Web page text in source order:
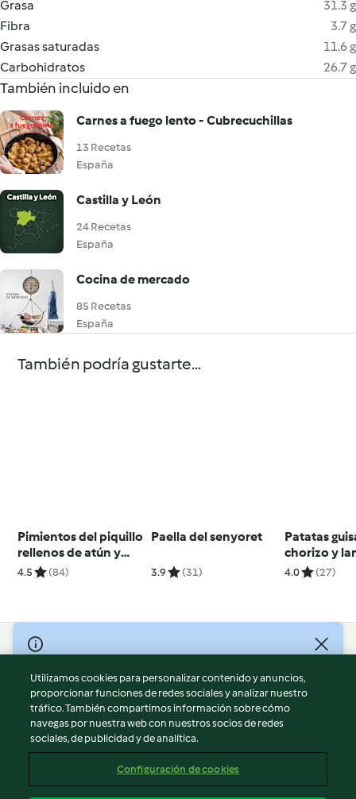
Grasa
31.3 g
Fibra
3.7 g
Grasas saturadas
11.6 g
Carbohidratos
26.7 g
También incluido en
Carnes a fuego lento - Cubrecuchillas
13 Recetas
España
Castilla y León
24 Recetas
España
Cocina de mercado
85 Recetas
España
También podría gustarte...
Pimientos del piquillo
rellenos de atún y
queso
4.5 (84)
Paella del senyoret
3.9 (31)
Patatas
chorizo y
4.0 (27)
© Copyright 2026
Términos de uso
Política de privacidad
Aviso legal
Información legal
Reportar contenido
Utilizamos cookies para personalizar contenido y anuncios,
proporcionar funciones de redes sociales y analizar nuestro
tráfico. También compartimos información sobre cómo
navegas por nuestra web con nuestros socios de redes
sociales, de publicidad y de analítica.
Configuración de cookies